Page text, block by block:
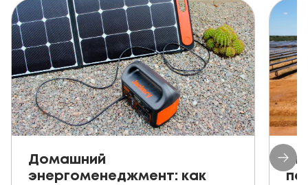
Домашний
энергоменеджмент: как